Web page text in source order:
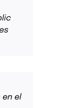
en el